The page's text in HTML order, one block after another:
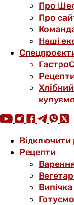
Про
Про
Наші
Відключити
Рецепти
Випічка